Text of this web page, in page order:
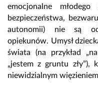
emocjonalne
bezpieczeństwa,
autonomii) nie są
opiekunów. Umysł
świata (na przykład
„jestem z gruntu zły”),
niewidzialnym